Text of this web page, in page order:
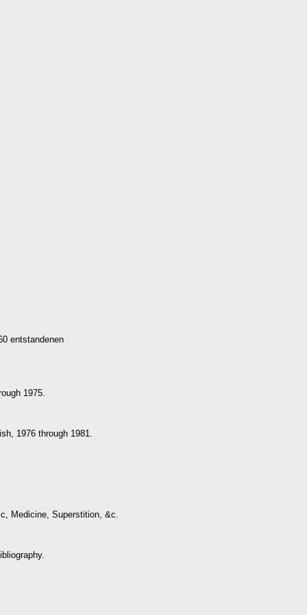
entstandenen
1975.
1976 through 1981.
Medicine, Superstition, &c.